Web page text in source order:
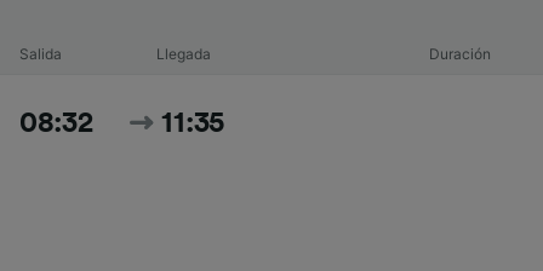
Salida Llegada Duración
08:32 11:35